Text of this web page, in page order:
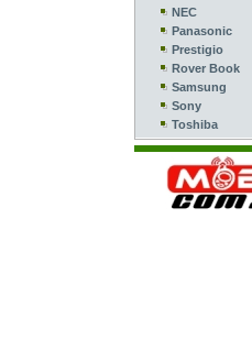
NEC
Panasonic
Prestigio
Rover Book
Samsung
Sony
Toshiba